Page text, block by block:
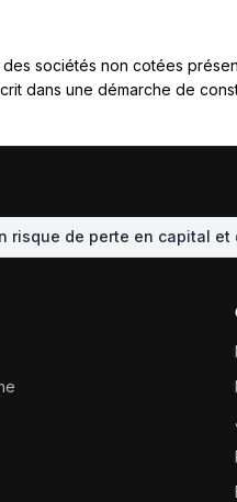
des sociétés non cotées
dans une démarche de
risque de perte en capital